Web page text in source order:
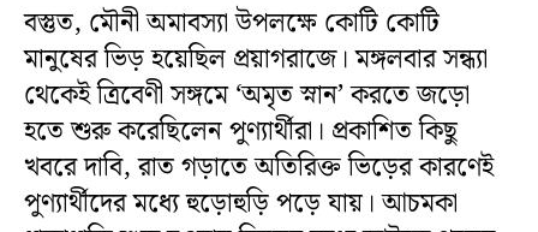
বস্তুত, মৌনী অমাবস্যা উপলক্ষে কোটি কোটি
মানুষের ভিড় হয়েছিল প্রয়াগরাজে। মঙ্গলবার সন্ধ্যা
থেকেই ত্রিবেণী সঙ্গমে ‘অমৃত স্নান’ করতে জড়ো
হতে শুরু করেছিলেন পুণ্যার্থীরা। প্রকাশিত কিছু
খবরে দাবি, রাত গড়াতে অতিরিক্ত ভিড়ের কারণেই
পুণ্যার্থীদের মধ্যে হুড়োহুড়ি পড়ে যায়। আচমকা